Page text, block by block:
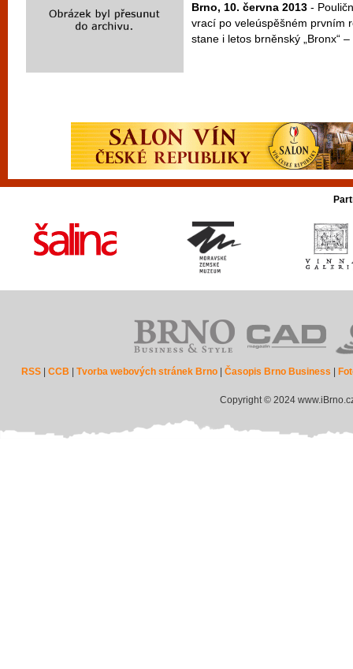
Brno, 10. června 2013 -
vrací po veleúspěšném prvním
stane i letos brněnský „Bronx“
RSS |CCB |Tvorba webových stránek Brno |Časopis Brno Business
Copyright © 2024